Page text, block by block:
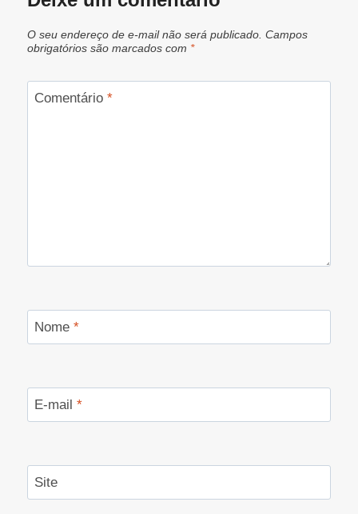
O seu endereço de e-mail não será publicado. Campos
obrigatórios são marcados com *
Comentário *
Nome *
E-mail *
Site